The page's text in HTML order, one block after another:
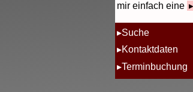
mir einfach eine
Suche
Kontaktdaten
Terminbuchung